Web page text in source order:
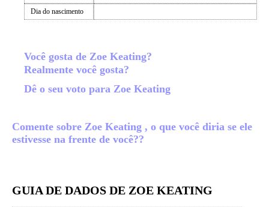
Dia do nascimento
Você gosta de Zoe Keating?
Realmente você gosta?
Dê o seu voto para Zoe Keating
Comente sobre Zoe Keating , o que você diria se ele
estivesse na frente de você??
GUIA DE DADOS DE ZOE KEATING